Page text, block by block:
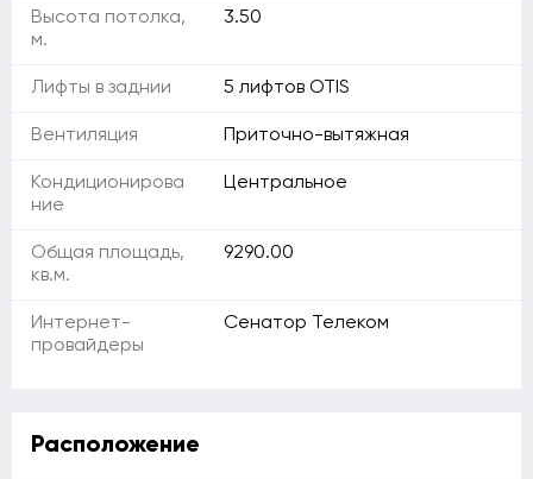
Высота потолка,
м.
3.50
Лифты в заднии 5 лифтов OTIS
Вентиляция Приточно-вытяжная
Кондиционирова
ние
Центральное
Общая площадь,
кв.м.
9290.00
Интернет-
провайдеры
Сенатор Телеком
Расположение